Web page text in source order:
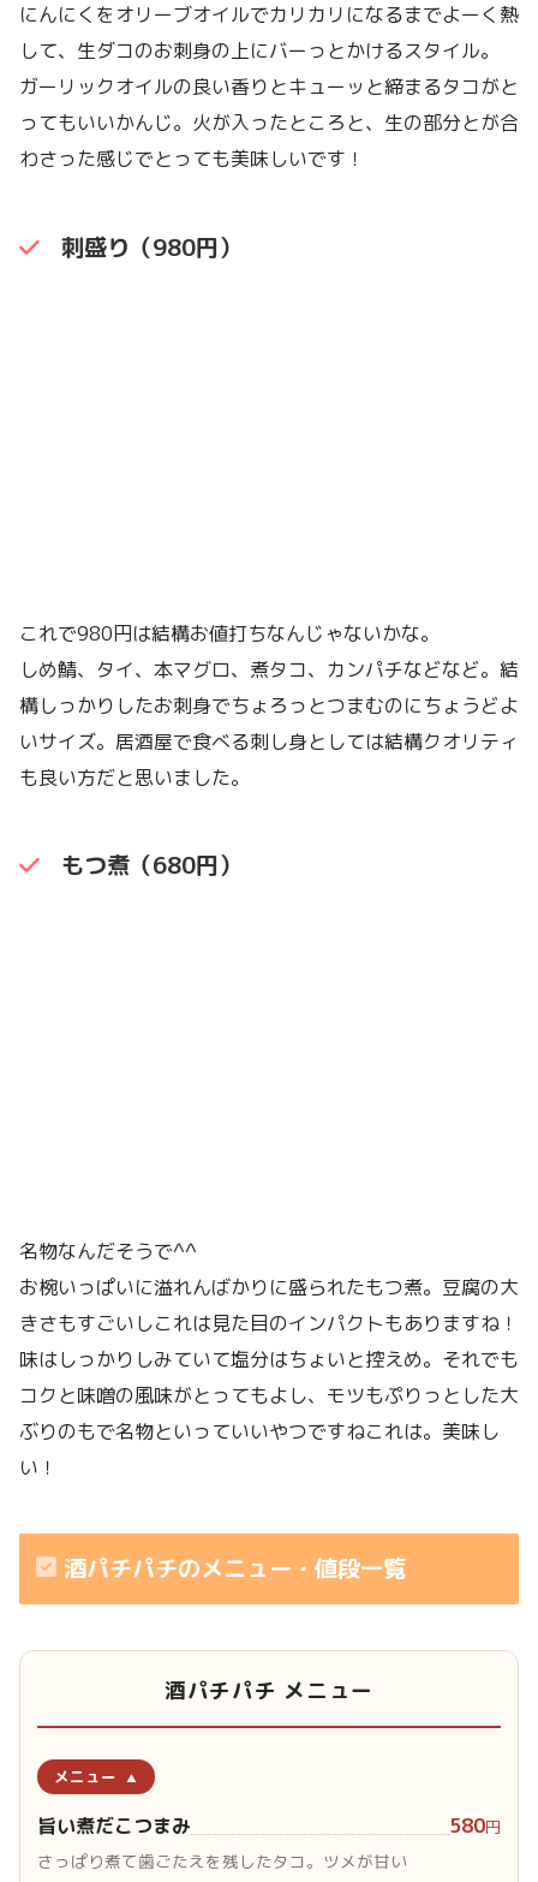
にんにくをオリーブオイルでカリカリになるまでよーく熱
して、生ダコのお刺身の上にバーっとかけるスタイル。
ガーリックオイルの良い香りとキューッと締まるタコがと
ってもいいかんじ。火が入ったところと、生の部分とが合
わさった感じでとっても美味しいです！
刺盛り（980円）
これで980円は結構お値打ちなんじゃないかな。
しめ鯖、タイ、本マグロ、煮タコ、カンパチなどなど。結
構しっかりしたお刺身でちょろっとつまむのにちょうどよ
いサイズ。居酒屋で食べる刺し身としては結構クオリティ
も良い方だと思いました。
もつ煮（680円）
名物なんだそうで^^
お椀いっぱいに溢れんばかりに盛られたもつ煮。豆腐の大
きさもすごいしこれは見た目のインパクトもありますね！
味はしっかりしみていて塩分はちょいと控えめ。それでも
コクと味噌の風味がとってもよし、モツもぷりっとした大
ぶりのもで名物といっていいやつですねこれは。美味し
い！
酒パチパチのメニュー・値段一覧
酒パチパチ メニュー
メニュー
旨い煮だこつまみ 580円
さっぱり煮て歯ごたえを残したタコ。ツメが甘い